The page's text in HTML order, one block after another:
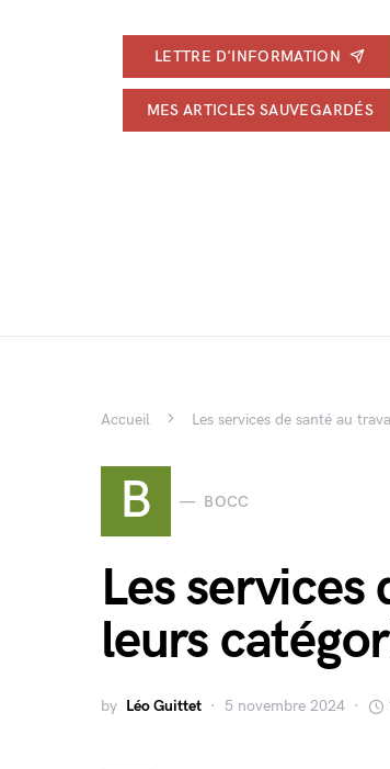
LETTRE D'INFORMATION
MES ARTICLES SAUVEGARDÉS
Accueil Les services de santé au
B BOCC
Les
leurs
by Léo Guittet 5 novembre 2024